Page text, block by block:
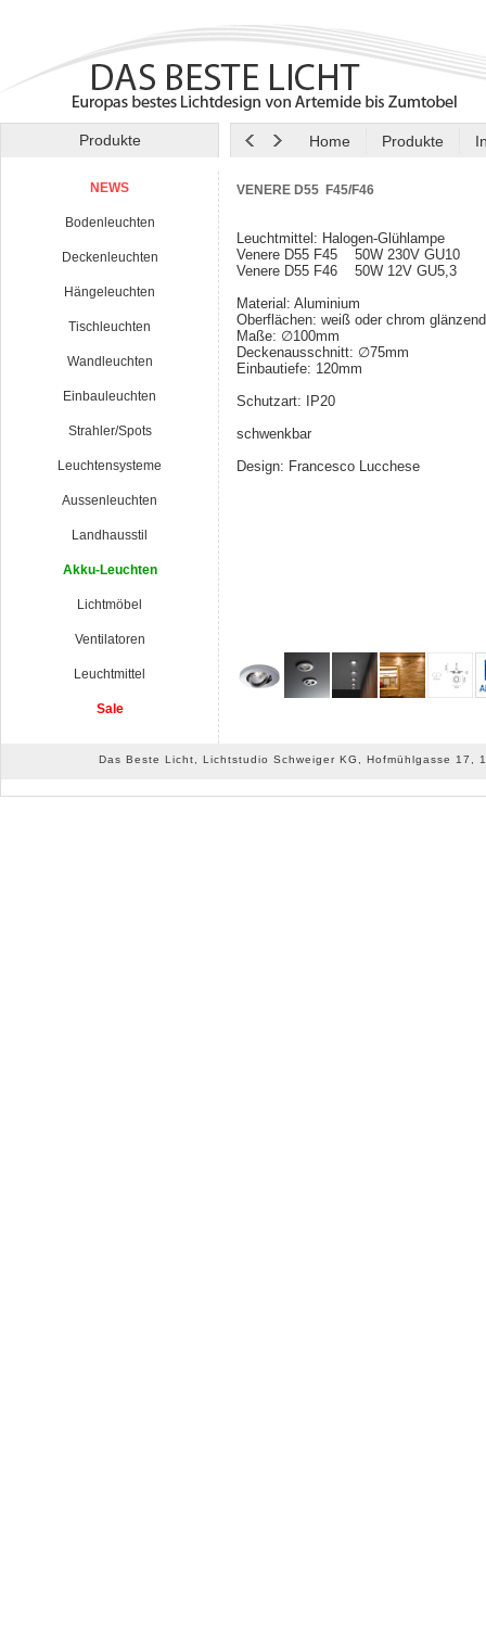
Produkte Home Produkte
NEWS
Bodenleuchten
Deckenleuchten
Hängeleuchten
Tischleuchten
Wandleuchten
Einbauleuchten
Strahler/Spots
Leuchtensysteme
Aussenleuchten
Landhausstil
Akku-Leuchten
Lichtmöbel
Ventilatoren
Leuchtmittel
Sale
VENERE D55 F45/F46
Leuchtmittel: Halogen-Glühlampe
Venere D55 F45 50W 230V GU10
Venere D55 F46 50W 12V GU5,3
Material: Aluminium
Oberflächen: weiß oder chrom glänzend
Maße: ∅100mm
Deckenausschnitt: ∅75mm
Einbautiefe: 120mm
Schutzart: IP20
schwenkbar
Design: Francesco Lucchese
Das Beste Licht, Lichtstudio Schweiger KG, Hofmühlgasse